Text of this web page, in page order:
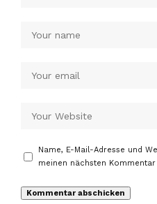
Name, E-Mail-Adresse und
meinen nächsten